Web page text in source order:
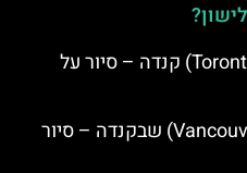
סיורים חינמיים בטורונטו (Toronto) קנדה – סיור על
סיורים חינמיים בונקובר (Vancouver) שבקנדה – סיור